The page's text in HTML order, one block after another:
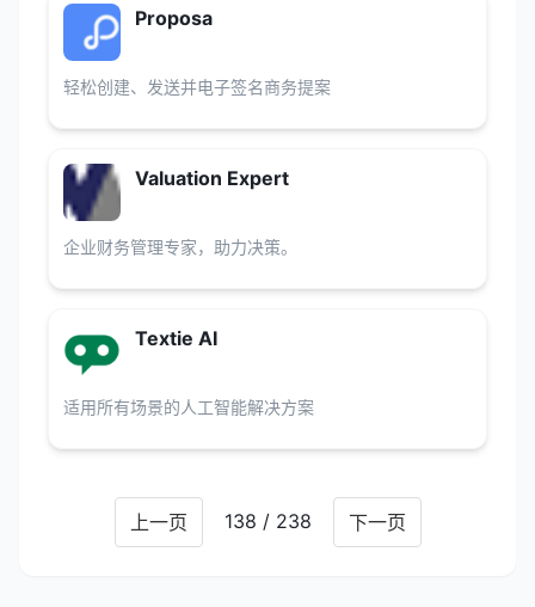
Proposa
轻松创建、发送并电子签名商务提案
Valuation Expert
企业财务管理专家，助力决策。
Textie AI
适用所有场景的人工智能解决方案
上一页 138 / 238 下一页